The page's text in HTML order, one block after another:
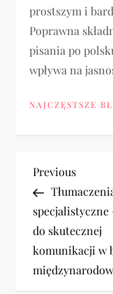
prostszym i
Poprawna
pisania po
wpływa na
NAJCZĘSTSZE
N
a
w
i
Previous
Post
Previous
specjalistyczne
do skutecznej
komunikacji w